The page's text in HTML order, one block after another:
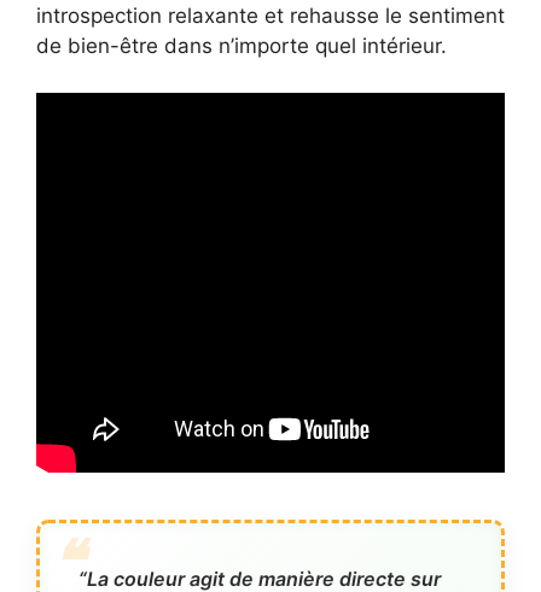
introspection relaxante et rehausse le sentiment
de bien-être dans n’importe quel intérieur.
“La couleur agit de manière directe sur